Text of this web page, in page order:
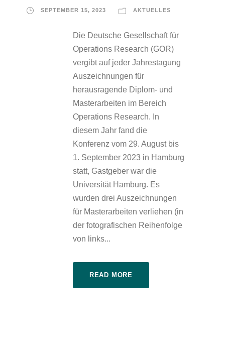
SEPTEMBER 15, 2023 AKTUELLES
Die Deutsche Gesellschaft für
Operations Research (GOR)
vergibt auf jeder Jahrestagung
Auszeichnungen für
herausragende Diplom- und
Masterarbeiten im Bereich
Operations Research. In
diesem Jahr fand die
Konferenz vom 29. August bis
1. September 2023 in Hamburg
statt, Gastgeber war die
Universität Hamburg. Es
wurden drei Auszeichnungen
für Masterarbeiten verliehen (in
der fotografischen Reihenfolge
von links...
READ MORE